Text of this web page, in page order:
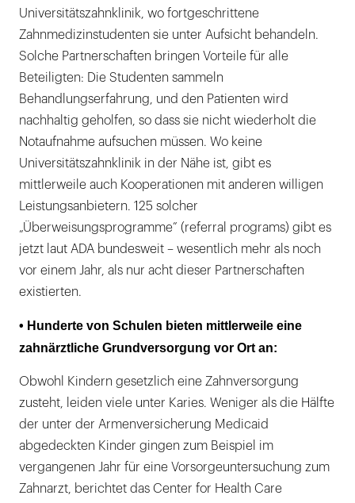
Universitätszahnklinik, wo fortgeschrittene
Zahnmedizinstudenten sie unter Aufsicht behandeln.
Solche Partnerschaften bringen Vorteile für alle
Beteiligten: Die Studenten sammeln
Behandlungserfahrung, und den Patienten wird
nachhaltig geholfen, so dass sie nicht wiederholt die
Notaufnahme aufsuchen müssen. Wo keine
Universitätszahnklinik in der Nähe ist, gibt es
mittlerweile auch Kooperationen mit anderen willigen
Leistungsanbietern. 125 solcher
„Überweisungsprogramme” (referral programs) gibt es
jetzt laut ADA bundesweit – wesentlich mehr als noch
vor einem Jahr, als nur acht dieser Partnerschaften
existierten.
• Hunderte von Schulen bieten mittlerweile eine
zahnärztliche Grundversorgung vor Ort an:
Obwohl Kindern gesetzlich eine Zahnversorgung
zusteht, leiden viele unter Karies. Weniger als die Hälfte
der unter der Armenversicherung Medicaid
abgedeckten Kinder gingen zum Beispiel im
vergangenen Jahr für eine Vorsorgeuntersuchung zum
Zahnarzt, berichtet das Center for Health Care